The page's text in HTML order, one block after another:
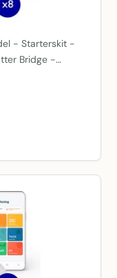
- Starterskit -
Bridge -…